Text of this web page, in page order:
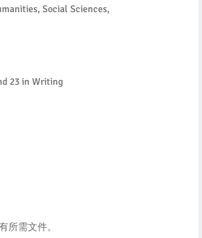
Social Sciences,
23 in Writing
所需文件。